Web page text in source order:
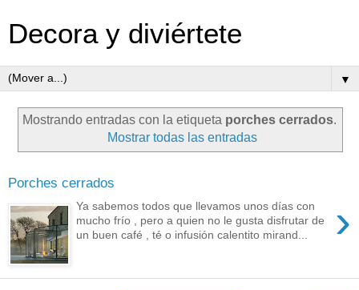
Decora y diviértete
▼
Mostrando entradas con la etiqueta porches cerrados.
Mostrar todas las entradas
Porches cerrados
›
Ya sabemos todos que llevamos unos días con
mucho frío , pero a quien no le gusta disfrutar de
un buen café , té o infusión calentito mirand...